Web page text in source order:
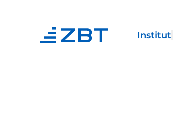
Institut